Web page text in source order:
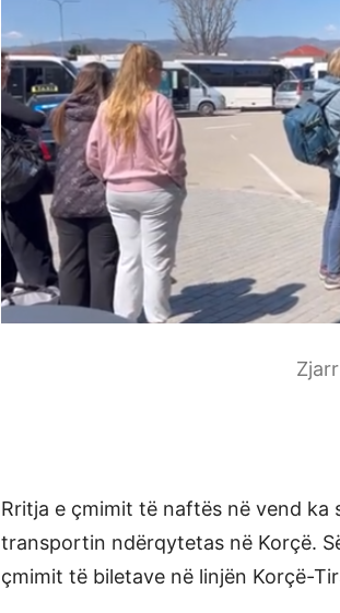
Rritja e çmimit të naftës në vend ka
transportin ndërqytetas në Korçë.
çmimit të biletave në linjën Korçë-